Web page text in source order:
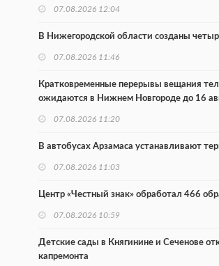
07.08.2026 12:04
В Нижегородской области созданы
07.08.2026 11:46
Кратковременные перерывы вещания
ожидаются в Нижнем Новгороде до 16
07.08.2026 11:20
В автобусах Арзамаса устанавливают
07.08.2026 11:03
Центр «Честный знак» обработал 466
07.08.2026 10:59
Детские сады в Княгинине и Сеченове
капремонта